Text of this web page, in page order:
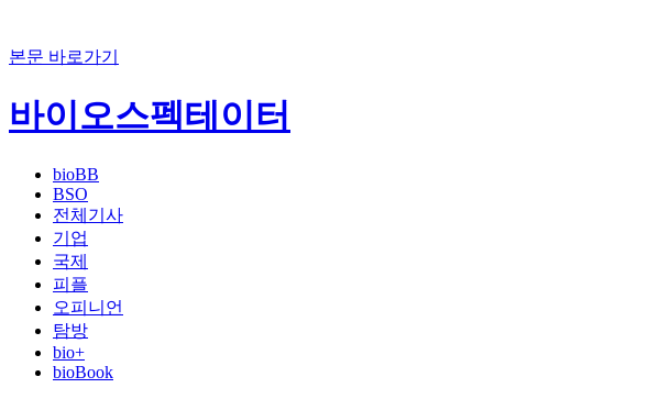
본문 바로가기
바이오스펙테이터
bioBB
BSO
전체기사
기업
국제
피플
오피니언
탐방
bio+
bioBook